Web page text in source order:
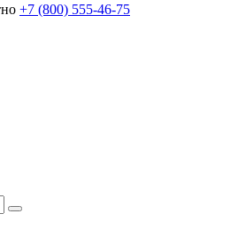
+7 (800) 555-46-75